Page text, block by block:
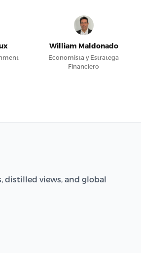
William Maldonado
Economista y Estratega
Financiero
distilled views, and global